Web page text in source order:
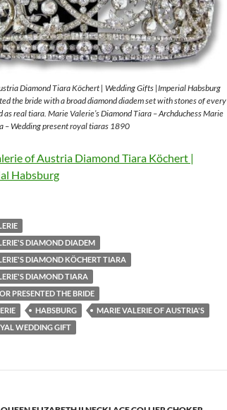
Diamond Tiara Köchert | Wedding Gifts |Imperial Habsburg
the bride with a broad diamond diadem set with stones of every
as real tiara. Marie Valerie’s Diamond Tiara – Archduchess Marie
– Wedding present royal tiaras 1890
of Austria Diamond Tiara Köchert |
Habsburg
DIAMOND DIADEM
DIAMOND KÖCHERT TIARA
DIAMOND TIARA
PRESENTED THE BRIDE
HABSBURG
MARIE VALERIE OF AUSTRIA'S
WEDDING GIFT